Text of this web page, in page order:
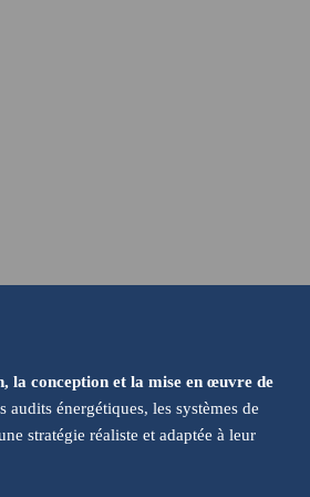
la conception et la mise en œuvre de
audits énergétiques, les systèmes de
stratégie réaliste et adaptée à leur